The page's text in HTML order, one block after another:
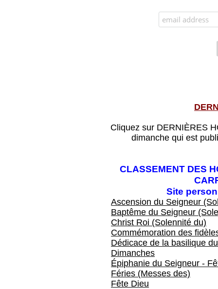
Cliquez sur DERNIÈRES
dimanche qui est
CLASSEMENT DES
Site
Ascension du Seigneur
Baptême du Seigneur
Christ Roi (Solennité du)
Commémoration des
Dédicace de la basilique
Dimanches
Épiphanie du Seigneur -
Féries (Messes des)
Fête Dieu